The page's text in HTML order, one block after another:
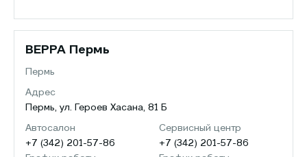
ВЕРРА Пермь
Пермь
Адрес
Пермь, ул. Героев Хасана, 81 Б
Автосалон
+7 (342) 201-57-86
Сервисный центр
+7 (342) 201-57-86